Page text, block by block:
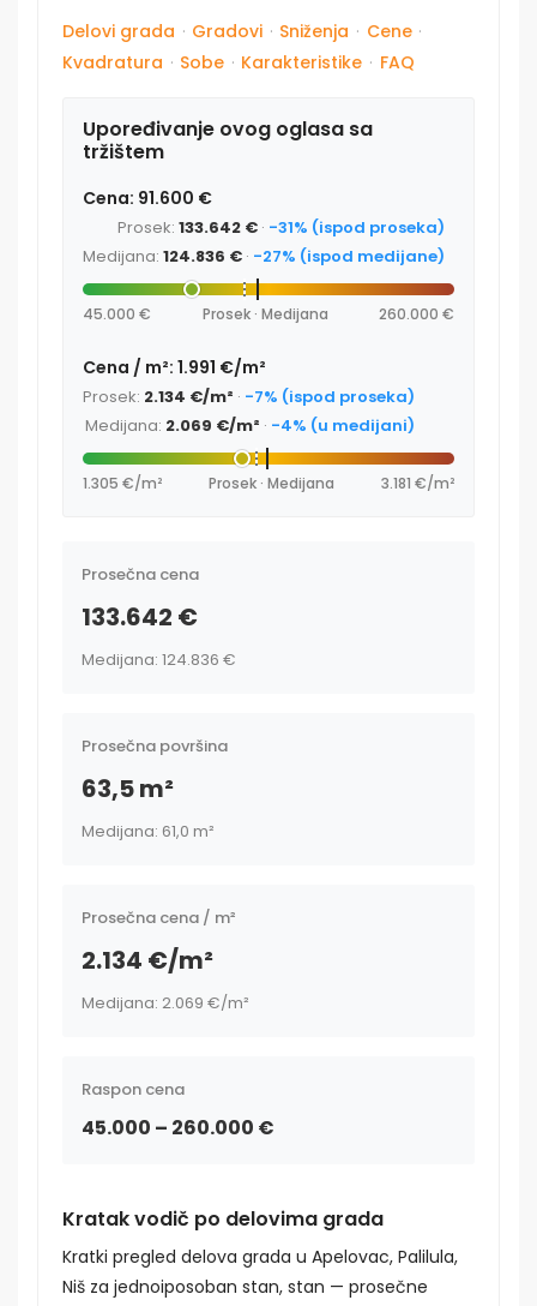
Delovi grada · Gradovi · Sniženja · Cene ·
Kvadratura · Sobe · Karakteristike · FAQ
Upoređivanje ovog oglasa sa
tržištem
Cena: 91.600 €
Prosek: 133.642 € · -31% (ispod proseka)
Medijana: 124.836 € · -27% (ispod medijane)
45.000 € Prosek · Medijana 260.000 €
Cena / m²: 1.991 €/m²
Prosek: 2.134 €/m² · -7% (ispod proseka)
Medijana: 2.069 €/m² · -4% (u medijani)
1.305 €/m² Prosek · Medijana 3.181 €/m²
Prosečna cena
133.642 €
Medijana: 124.836 €
Prosečna površina
63,5 m²
Medijana: 61,0 m²
Prosečna cena / m²
2.134 €/m²
Medijana: 2.069 €/m²
Raspon cena
45.000 – 260.000 €
Kratak vodič po delovima grada
Kratki pregled delova grada u Apelovac, Palilula,
Niš za jednoiposoban stan, stan — prosečne